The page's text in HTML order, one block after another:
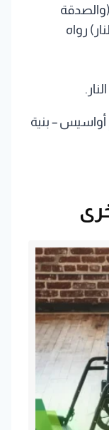
رواه
أواسيس – بنية